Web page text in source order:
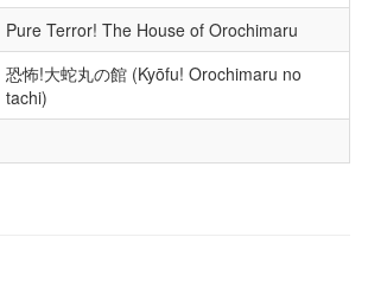
Pure Terror! The House of Orochimaru
恐怖!大蛇丸の館 (Kyōfu! Orochimaru no
tachi)